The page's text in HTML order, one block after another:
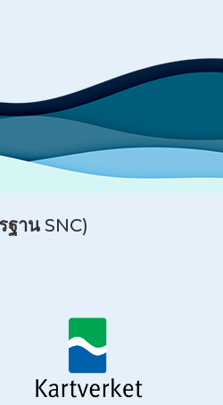
ฐาน SNC)